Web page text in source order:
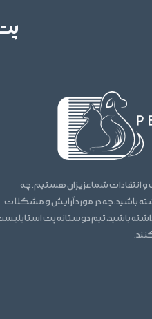
انتقادات شما عزیزان هستیم. چه
باشید، چه در مورد آرایش و مشکلات
باشید، تیم دوستانه پت